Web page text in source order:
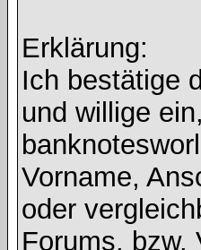
Erklärung:
Ich bestätige
und willige
Vorname,
oder
Forums, bzw.